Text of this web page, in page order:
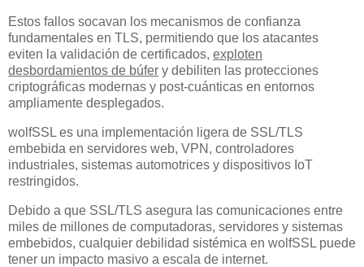
Estos fallos socavan los mecanismos de confianza
fundamentales en TLS, permitiendo que los atacantes
eviten la validación de certificados, exploten
desbordamientos de búfer y debiliten las protecciones
criptográficas modernas y post-cuánticas en entornos
ampliamente desplegados.
wolfSSL es una implementación ligera de SSL/TLS
embebida en servidores web, VPN, controladores
industriales, sistemas automotrices y dispositivos IoT
restringidos.
Debido a que SSL/TLS asegura las comunicaciones entre
miles de millones de computadoras, servidores y sistemas
embebidos, cualquier debilidad sistémica en wolfSSL puede
tener un impacto masivo a escala de internet.